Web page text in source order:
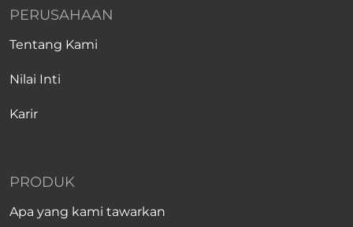
PERUSAHAAN
Tentang Kami
Nilai Inti
Karir
PRODUK
Apa yang kami tawarkan